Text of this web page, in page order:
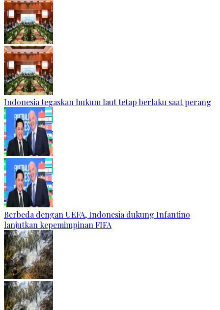
Indonesia tegaskan hukum laut tetap berlaku saat perang
Berbeda dengan UEFA, Indonesia dukung Infantino
lanjutkan kepemimpinan FIFA